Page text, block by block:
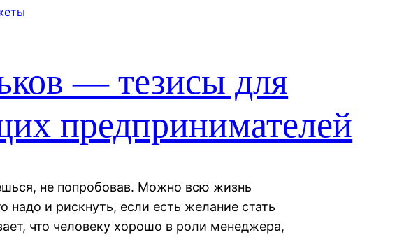
— тезисы для
предпринимателей
не попробовав. Можно всю жизнь
надо и рискнуть, если есть желание стать
что человеку хорошо в роли менеджера,